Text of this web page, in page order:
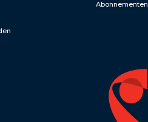
Abonnementen